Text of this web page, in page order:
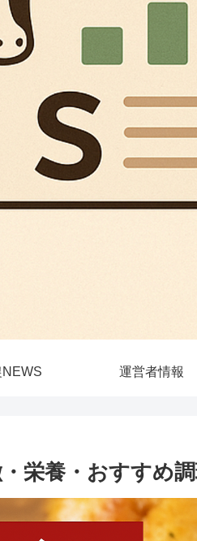
運営者情報
栄養・おすすめ